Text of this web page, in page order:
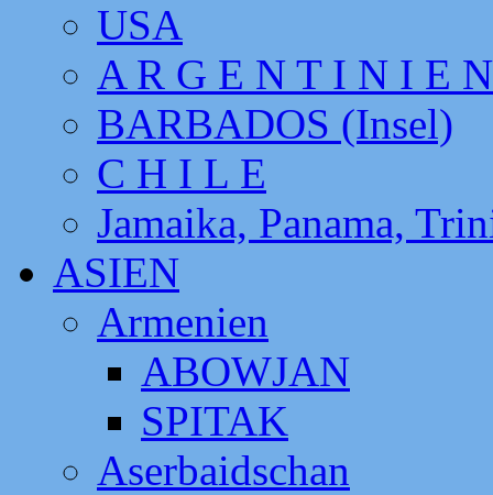
USA
A R G E N T I N I E N
BARBADOS (Insel)
C H I L E
Jamaika, Panama,
ASIEN
Armenien
ABOWJAN
SPITAK
Aserbaidschan